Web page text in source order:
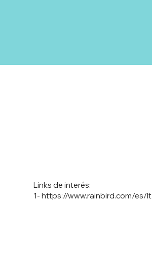
1-https://www.rainbird.com/es/
Links de interés: